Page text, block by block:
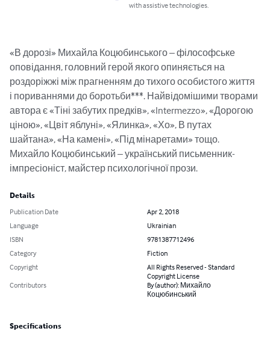
with assistive technologies.
«В дорозі» Михайла Коцюбинського – філософське
оповідання, головний герой якого опиняється на
роздоріжжі між прагненням до тихого особистого життя
і пориваннями до боротьби***. Найвідомішими творами
автора є «Тіні забутих предків», «Intermezzo», «Дорогою
ціною», «Цвіт яблуні», «Ялинка», «Хо», В путах
шайтана», «На камені», «Під мінаретами» тощо.
Михайло Коцюбинський – український письменник-
імпресіоніст, майстер психологічної прози.
Details
Publication Date
Apr 2, 2018
Language
Ukrainian
ISBN
9781387712496
Category
Fiction
Copyright
All Rights Reserved - Standard
Copyright License
Contributors
By (author): Михайло
Коцюбинський
Specifications